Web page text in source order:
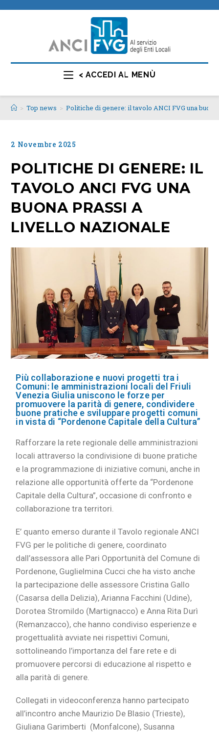
< ACCEDI AL MENÙ
> Top news > Politiche di genere: il tavolo ANCI FVG una
2 Novembre 2025
POLITICHE DI GENERE: IL
TAVOLO ANCI FVG UNA
BUONA PRASSI A
LIVELLO NAZIONALE
Più collaborazione e nuovi progetti tra i
Comuni: le amministrazioni locali del Friuli
Venezia Giulia uniscono le forze per
promuovere la parità di genere, condividere
buone pratiche e sviluppare progetti comuni
in vista di “Pordenone Capitale della Cultura”
Rafforzare la rete regionale delle amministrazioni
locali attraverso la condivisione di buone pratiche
e la programmazione di iniziative comuni, anche in
relazione alle opportunità offerte da “Pordenone
Capitale della Cultura”, occasione di confronto e
collaborazione tra territori.
E’ quanto emerso durante il Tavolo regionale ANCI
FVG per le politiche di genere, coordinato
dall’assessora alle Pari Opportunità del Comune di
Pordenone, Guglielmina Cucci che ha visto anche
la partecipazione delle assessore Cristina Gallo
(Casarsa della Delizia), Arianna Facchini (Udine),
Dorotea Stromildo (Martignacco) e Anna Rita Durì
(Remanzacco), che hanno condiviso esperienze e
progettualità avviate nei rispettivi Comuni,
sottolineando l’importanza del fare rete e di
promuovere percorsi di educazione al rispetto e
alla parità di genere.
Collegati in videoconferenza hanno partecipato
all’incontro anche Maurizio De Blasio (Trieste),
Giuliana Garimberti (Monfalcone), Susanna